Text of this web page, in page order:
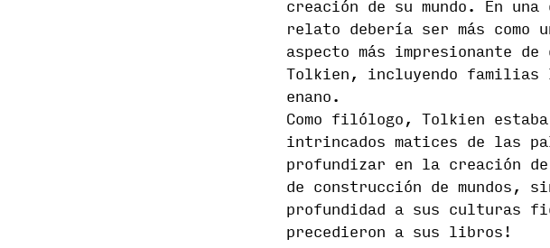
creación de su mundo. En
relato debería ser más como
aspecto más impresionante
Tolkien, incluyendo
enano.
Como filólogo, Tolkien
intrincados matices de las
profundizar en la creación
de construcción de mundos,
profundidad a sus culturas
precedieron a sus libros!